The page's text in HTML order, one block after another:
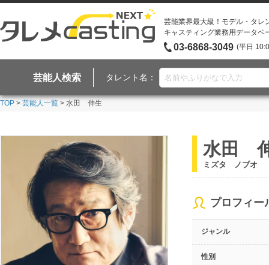
芸能業界最大級！モデル・タレ
キャスティング業務用データベ
03-6868-3049 (平日
芸能人検索 タレント名：
TOP > 芸能人一覧 > 水田 伸生
水田
ミズタ ノブオ
プロフィー
ジャンル
性別